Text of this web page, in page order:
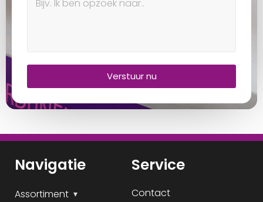
Verstuur nu
Navigatie
Assortiment
Service
Contact